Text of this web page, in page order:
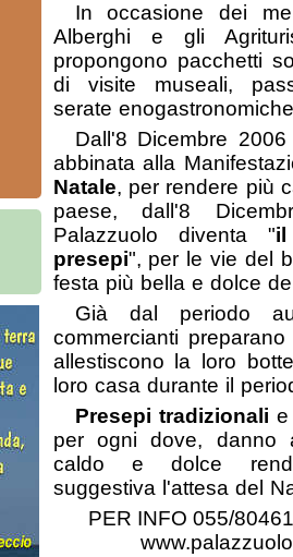
In occasione dei
Alberghi e gli
propongono pacchetti
di visite museali,
serate
Dall'8 Dicembre
abbinata alla
Natale, per rendere più
paese, dall'8
Palazzuolo diventa "il
presepi", per le vie del
festa più bella e dolce
Già dal periodo
commercianti
allestiscono la loro
loro casa durante il
Presepi tradizionali e
per ogni dove, danno
caldo e dolce
suggestiva l'attesa del
PER INFO 055/